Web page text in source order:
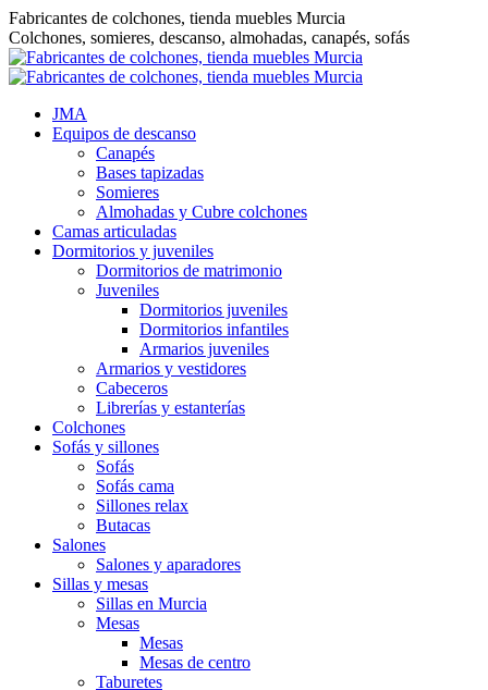
Saltar
al
contenido
Fabricantes de colchones, tienda muebles Murcia
Colchones, somieres, descanso, almohadas, canapés, sofás
JMA
Equipos de descanso
Canapés
Bases tapizadas
Somieres
Almohadas y Cubre colchones
Camas articuladas
Dormitorios y juveniles
Dormitorios de matrimonio
Juveniles
Dormitorios juveniles
Dormitorios infantiles
Armarios juveniles
Armarios y vestidores
Cabeceros
Librerías y estanterías
Colchones
Sofás y sillones
Sofás
Sofás cama
Sillones relax
Butacas
Salones
Salones y aparadores
Sillas y mesas
Sillas en Murcia
Mesas
Mesas
Mesas de centro
Taburetes